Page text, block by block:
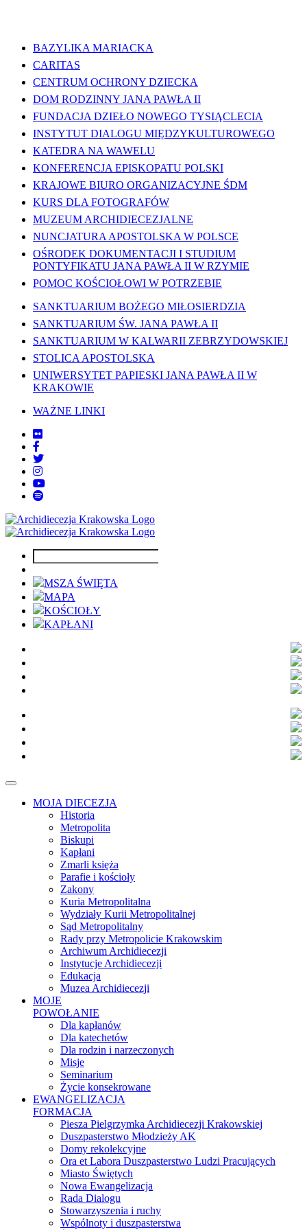
BAZYLIKA MARIACKA
CARITAS
CENTRUM OCHRONY DZIECKA
DOM RODZINNY JANA PAWŁA II
FUNDACJA DZIEŁO NOWEGO TYSIĄCLECIA
INSTYTUT DIALOGU MIĘDZYKULTUROWEGO
KATEDRA NA WAWELU
KONFERENCJA EPISKOPATU POLSKI
KRAJOWE BIURO ORGANIZACYJNE ŚDM
KURS DLA FOTOGRAFÓW
MUZEUM ARCHIDIECEZJALNE
NUNCJATURA APOSTOLSKA W POLSCE
OŚRODEK DOKUMENTACJI I STUDIUM
PONTYFIKATU JANA PAWŁA II W RZYMIE
POMOC KOŚCIOŁOWI W POTRZEBIE
SANKTUARIUM BOŻEGO MIŁOSIERDZIA
SANKTUARIUM ŚW. JANA PAWŁA II
SANKTUARIUM W KALWARII ZEBRZYDOWSKIEJ
STOLICA APOSTOLSKA
UNIWERSYTET PAPIESKI JANA PAWŁA II W
KRAKOWIE
WAŻNE LINKI
MSZA ŚWIĘTA
MAPA
KOŚCIOŁY
KAPŁANI
MOJA DIECEZJA
Historia
Metropolita
Biskupi
Kapłani
Zmarli księża
Parafie i kościoły
Zakony
Kuria Metropolitalna
Wydziały Kurii Metropolitalnej
Sąd Metropolitalny
Rady przy Metropolicie Krakowskim
Archiwum Archidiecezji
Instytucje Archidiecezji
Edukacja
Muzea Archidiecezji
MOJE
POWOŁANIE
Dla kapłanów
Dla katechetów
Dla rodzin i narzeczonych
Misje
Seminarium
Życie konsekrowane
EWANGELIZACJA
FORMACJA
Piesza Pielgrzymka Archidiecezji Krakowskiej
Duszpasterstwo Młodzieży AK
Domy rekolekcyjne
Ora et Labora Duszpasterstwo Ludzi Pracujących
Miasto Świętych
Nowa Ewangelizacja
Rada Dialogu
Stowarzyszenia i ruchy
Wspólnoty i duszpasterstwa